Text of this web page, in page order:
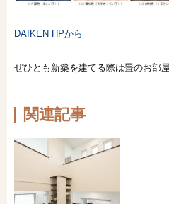
DAIKEN HPから
ぜひとも新築を建てる際は畳のお部
関連記事